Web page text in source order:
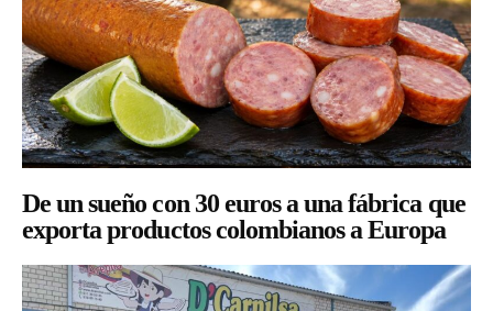
De un sueño con 30 euros a una fábrica que
exporta productos colombianos a Europa